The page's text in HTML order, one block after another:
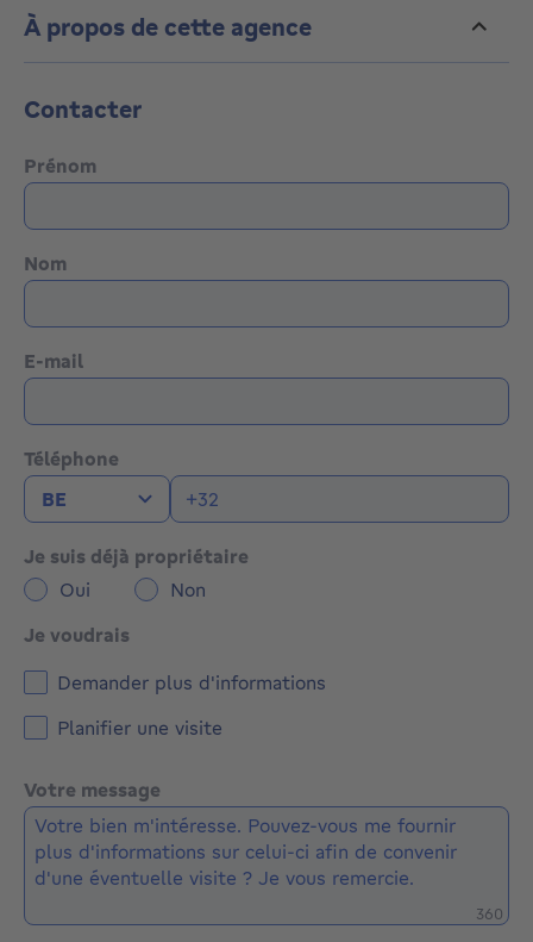
À propos de cette agence
Contacter
Prénom
Nom
E-mail
Téléphone
Je suis déjà propriétaire
Oui
Non
Je voudrais
Demander plus d'informations
Planifier une visite
Votre message
360